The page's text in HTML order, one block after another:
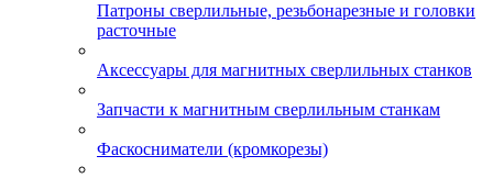
Патроны сверлильные, резьбонарезные и головки
расточные
Аксессуары для магнитных сверлильных станков
Запчасти к магнитным сверлильным станкам
Фаскосниматели (кромкорезы)